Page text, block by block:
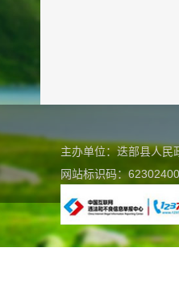
主办单位：迭部县人
网站标识码：